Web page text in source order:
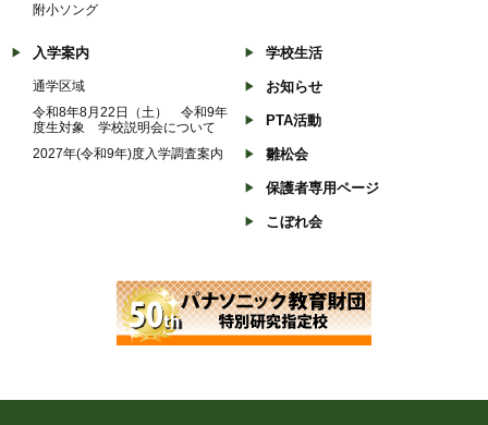
附小ソング
入学案内
通学区域
令和8年8月22日（土） 令和9年
度生対象 学校説明会について
2027年(令和9年)度入学調査案内
学校生活
お知らせ
PTA活動
雛松会
保護者専用ページ
こぼれ会